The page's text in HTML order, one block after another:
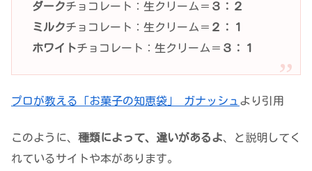
ダークチョコレート：生クリーム＝ ３：２
ミルクチョコレート：生クリーム＝ ２：１
ホワイトチョコレート：生クリーム＝ ３：１
プロが教える「お菓子の知恵袋」 ガナッシュ より引用
このように、 種類によって、違いがあるよ、と説明してく
れているサイトや本があります。